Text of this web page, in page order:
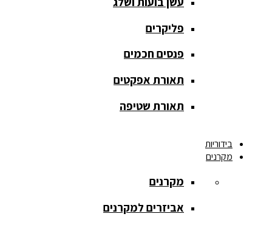
אחורית
מסך הקרנה
חצובה
מסך הקרנה
קבוע
פליקרים
פנסים חכמים
תאורת אפקטים
תאורת שטיפה
בידוריות
מקרנים
מקרנים
אביזרים למקרנים